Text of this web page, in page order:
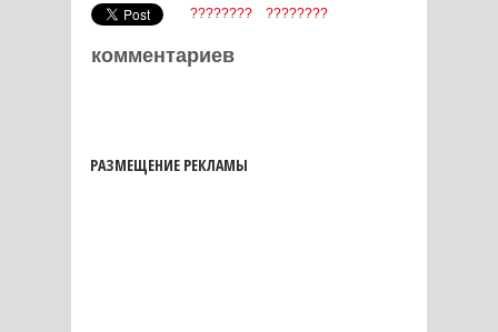
???????? ????????
комментариев
РАЗМЕЩЕНИЕ РЕКЛАМЫ